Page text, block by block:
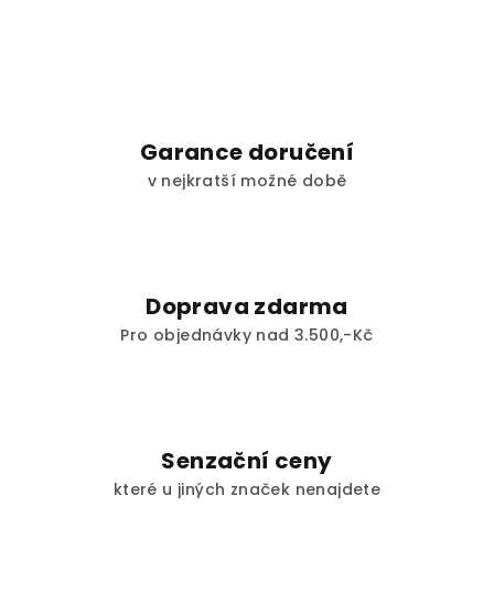
k
y
s
u
Garance doručení
v nejkratší možné době
Doprava zdarma
Pro objednávky nad 3.500,-Kč
Senzační ceny
které u jiných značek nenajdete